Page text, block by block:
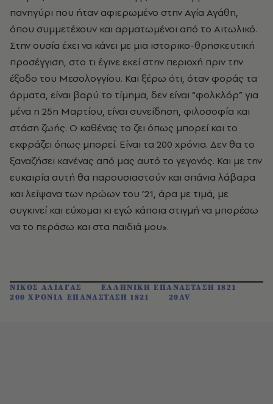
πανηγύρι που ήταν αφιερωμένο στην Αγία Αγάθη,
όπου συμμετέχουν και αρματωμένοι από το Αιτωλικό.
Στην ουσία έχει να κάνει με μια ιστορικο-θρησκευτική
προσέγγιση, στο τι έγινε εκεί στην περιοχή πριν την
έξοδο του Μεσολογγίου. Και ξέρω ότι, όταν φοράς τα
άρματα, είναι βαρύ το τίμημα, δεν είναι “φολκλόρ” για
μένα η 25η Μαρτίου, είναι συνείδηση, φιλοσοφία και
στάση ζωής. Ο καθένας το ζει όπως μπορεί και το
εκφράζει όπως μπορεί. Είναι τα 200 χρόνια. Δεν θα το
ξαναζήσει κανένας από μας αυτό το γεγονός. Και με την
ευκαιρία αυτή θα παρουσιαστούν και σπάνια λάβαρα
και λείψανα των ηρώων του ’21, άρα με τιμά, με
συγκινεί και εύχομαι κι εγώ κάποια στιγμή να μπορέσω
να το περάσω και στα παιδιά μου».
ΝΙΚΟΣ ΑΛΙΑΓΑΣ
ΕΛΛΗΝΙΚΗ ΕΠΑΝΑΣΤΑΣΗ 1821
200 XΡΟΝΙΑ ΕΠΑΝΑΣΤΑΣΗ 1821
20AV